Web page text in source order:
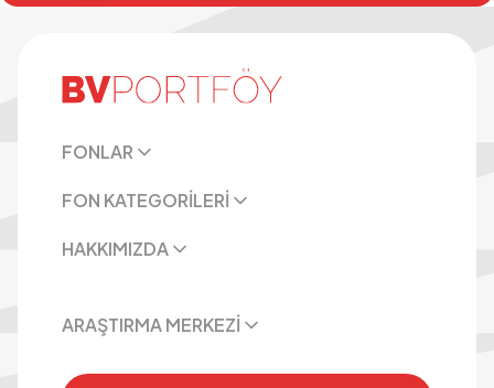
FONLAR
FON KATEGORİLERİ
HAKKIMIZDA
ARAŞTIRMA MERKEZİ